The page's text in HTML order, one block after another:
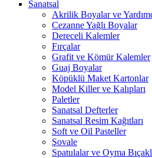
Sanatsal
Akrilik Boyalar ve
Cezanne Yağlı Boyalar
Dereceli Kalemler
Fırçalar
Grafit ve Kömür Kalemler
Guaj Boyalar
Köpüklü Maket Kartonlar
Model Killer ve Kalıpları
Paletler
Sanatsal Defterler
Sanatsal Resim Kağıtları
Soft ve Oil Pasteller
Şovale
Spatulalar ve Oyma